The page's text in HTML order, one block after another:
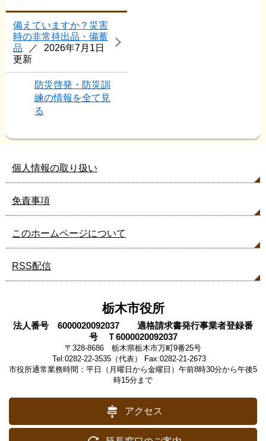
備えていますか？災害
時の非常持出品・備蓄
品
2026年7月1日
更新
防災啓発・防災訓
練の情報を全て見
る
個人情報の取り扱い
免責事項
このホームページについて
RSS配信
栃木市役所
法人番号 6000020092037 適格請求書発行事業者登録番
号 Ｔ6000020092037
〒328-8686 栃木県栃木市万町9番25号
Tel:0282-22-3535（代表） Fax:0282-21-2673
市役所通常業務時間：平日（月曜日から金曜日）午前8時30分から午後5
時15分まで
アクセス